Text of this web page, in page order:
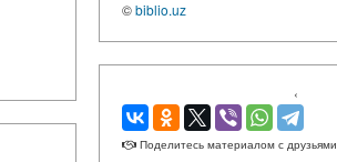
©biblio.uz
‹
Поделитесь материалом с друзьями